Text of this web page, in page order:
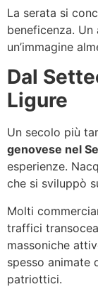
La serata si
beneficenza.
un’immagine
Dal
Ligure
Un secolo più
genovese nel
esperienze.
che si sviluppò
Molti
traffici
massoniche
spesso animate
patriottici.